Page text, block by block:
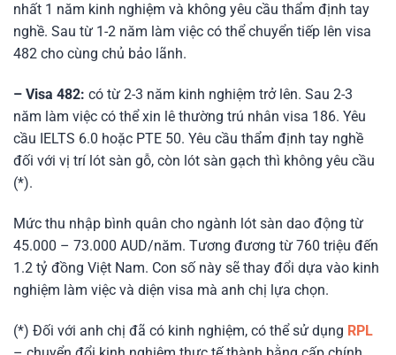
nhất 1 năm kinh nghiệm và không yêu cầu thẩm định tay
nghề. Sau từ 1-2 năm làm việc có thể chuyển tiếp lên visa
482 cho cùng chủ bảo lãnh.
– Visa 482: có từ 2-3 năm kinh nghiệm trở lên. Sau 2-3
năm làm việc có thể xin lê thường trú nhân visa 186. Yêu
cầu IELTS 6.0 hoặc PTE 50. Yêu cầu thẩm định tay nghề
đối với vị trí lót sàn gỗ, còn lót sàn gạch thì không yêu cầu
(*).
Mức thu nhập bình quân cho ngành lót sàn dao động từ
45.000 – 73.000 AUD/năm. Tương đương từ 760 triệu đến
1.2 tỷ đồng Việt Nam. Con số này sẽ thay đổi dựa vào kinh
nghiệm làm việc và diện visa mà anh chị lựa chọn.
(*) Đối với anh chị đã có kinh nghiệm, có thể sử dụng RPL